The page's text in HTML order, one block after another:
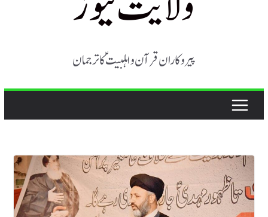
پیروکاران قرآن و اہلبیت ؑ کا ترجمان